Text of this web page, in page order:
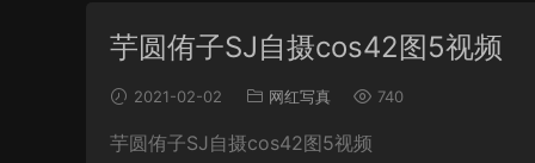
芋圆侑子SJ自摄cos42图5视频
2021-02-02 网红写真 740
芋圆侑子SJ自摄cos42图5视频